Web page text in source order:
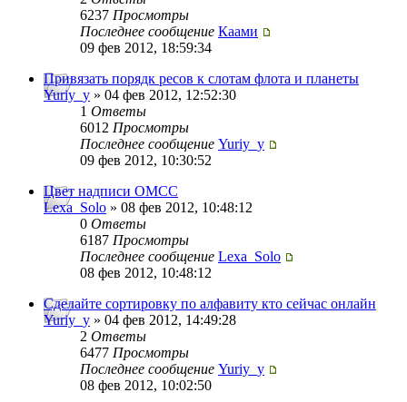
6237 Просмотры
Последнее сообщение Каами
09 фев 2012, 18:59:34
Привязать порядк ресов к слотам флота и планеты
Yuriy_y » 04 фев 2012, 12:52:30
1 Ответы
6012 Просмотры
Последнее сообщение Yuriy_y
09 фев 2012, 10:30:52
Цвет надписи ОМСС
Lexa_Solo » 08 фев 2012, 10:48:12
0 Ответы
6187 Просмотры
Последнее сообщение Lexa_Solo
08 фев 2012, 10:48:12
Сделайте сортировку по алфавиту кто сейчас онлайн
Yuriy_y » 04 фев 2012, 14:49:28
2 Ответы
6477 Просмотры
Последнее сообщение Yuriy_y
08 фев 2012, 10:02:50